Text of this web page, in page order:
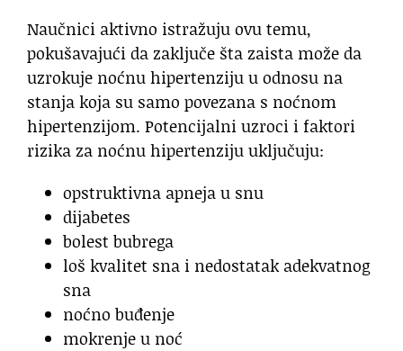
Naučnici aktivno istražuju ovu temu,
pokušavajući da zaključe šta zaista može da
uzrokuje noćnu hipertenziju u odnosu na
stanja koja su samo povezana s noćnom
hipertenzijom. Potencijalni uzroci i faktori
rizika za noćnu hipertenziju uključuju:
opstruktivna apneja u snu
dijabetes
bolest bubrega
loš kvalitet sna i nedostatak adekvatnog
sna
noćno buđenje
mokrenje u noć